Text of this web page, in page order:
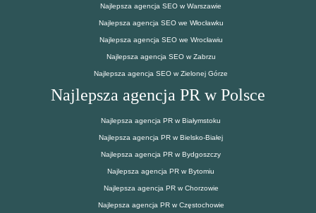
Najlepsza agencja SEO w Warszawie
Najlepsza agencja SEO we Włocławku
Najlepsza agencja SEO we Wrocławiu
Najlepsza agencja SEO w Zabrzu
Najlepsza agencja SEO w Zielonej Górze
Najlepsza agencja PR w Polsce
Najlepsza agencja PR w Białymstoku
Najlepsza agencja PR w Bielsko-Białej
Najlepsza agencja PR w Bydgoszczy
Najlepsza agencja PR w Bytomiu
Najlepsza agencja PR w Chorzowie
Najlepsza agencja PR w Częstochowie